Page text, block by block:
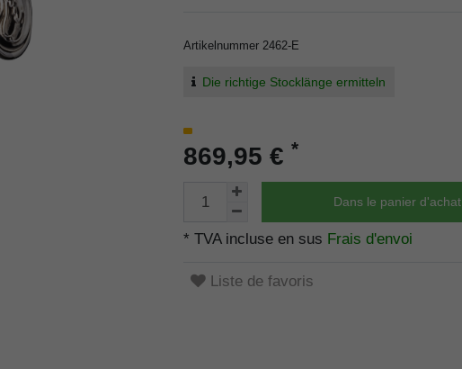
Artikelnummer 2462-E
Die richtige Stocklänge ermitteln
869,95 € *
Dans le panier d'achat
* TVA incluse en sus Frais d'envoi
Liste de favoris